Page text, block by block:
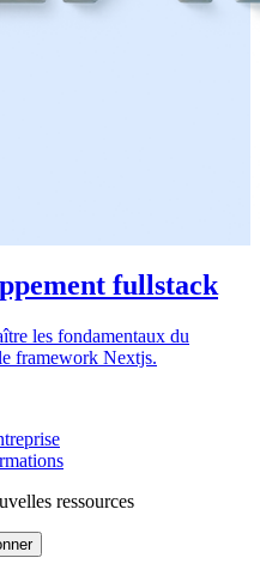
fullstack
les fondamentaux du
framework Nextjs.
ressources